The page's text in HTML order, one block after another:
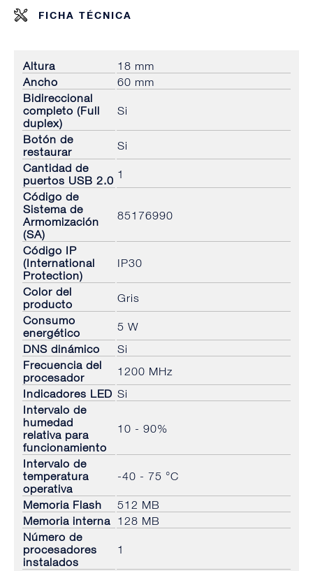
FICHA TÉCNICA
Altura
18 mm
Ancho
60 mm
Bidireccional
completo (Full
duplex)
Si
Botón de
restaurar
Si
Cantidad de
puertos USB 2.0 1
Código de
Sistema de
Armomización
(SA)
85176990
Código IP
(International
Protection)
IP30
Color del
producto
Gris
Consumo
energético
5 W
DNS dinámico
Si
Frecuencia del
procesador
1200 MHz
Indicadores LED Si
Intervalo de
humedad
relativa para
funcionamiento
10 - 90%
Intervalo de
temperatura
operativa
-40 - 75 °C
Memoria Flash
512 MB
Memoria interna
128 MB
Número de
procesadores
instalados
1